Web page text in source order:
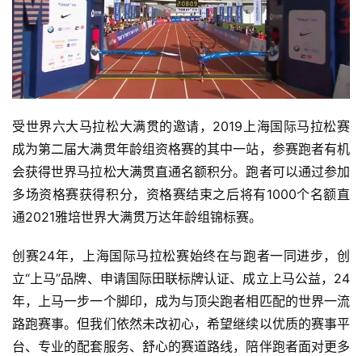
受世界六大马拉松大满贯的邀请，2019上海国际马拉松赛
成为第二届大满贯年龄组资格赛的其中一站，参赛跑者有机
会获得世界马拉松大满贯直通名额积分。跑者可以通过参加
多场资格赛获得积分，资格赛结束之后将有1000个名额直
通2021雅培世界大满贯万达年龄组锦标赛。
创赛24年，上海国际马拉松赛始终在与跑者一同进步，创
立“上马”品牌、申请国际田联标牌认证、成立上马公益，24
年，上马一步一个脚印，成为与顶尖跑者相匹配的世界一流
路跑赛事。但我们依然未改初心，希望继续以优质的赛事平
台、专业的配套服务、舒心的赛道路线，陪伴跑者面对更多